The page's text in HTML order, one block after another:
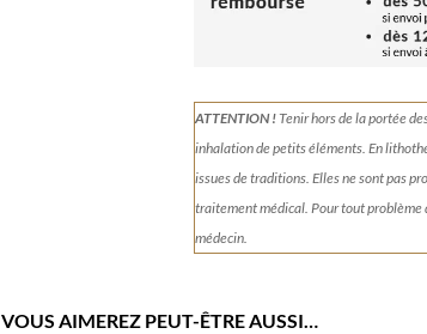
ATTENTION !Tenirhors de la portée
inhalation de petits éléments.En
issues de traditions. Elles ne sont pas
traitement médical. Pour tout problème
médecin.
VOUS AIMEREZ PEUT-ÊTRE AUSSI…